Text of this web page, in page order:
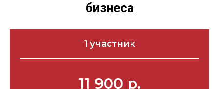
бизнеса
1 участник
11 900 р.